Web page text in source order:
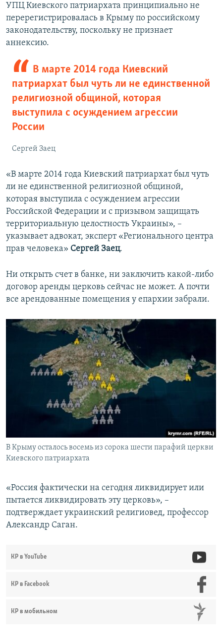
УПЦ Киевского патриархата принципиально не
перерегистрировалась в Крыму по российскому
законодательству, поскольку не признает
аннексию.
В марте 2014 года Киевский
патриархат был чуть ли не единственной
религиозной общиной, которая
выступила с осуждением агрессии
России
Сергей Заец
«В марте 2014 года Киевский патриархат был чуть
ли не единственной религиозной общиной,
которая выступила с осуждением агрессии
Российской Федерации и с призывом защищать
территориальную целостность Украины», –
указывает адвокат, эксперт «Регионального центра
прав человека» Сергей Заец.
Ни открыть счет в банке, ни заключить какой-либо
договор аренды церковь сейчас не может. А почти
все арендованные помещения у епархии забрали.
В Крыму осталось восемь из сорока шести парафий церкви
Киевского патриархата
«Россия фактически на сегодня ликвидирует или
пытается ликвидировать эту церковь», –
подтверждает украинский религиовед, профессор
Александр Саган.
КР в YouTube
КР в Facebook
КР в мобильном